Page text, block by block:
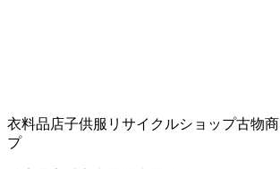
衣料品店子供服リサイクルショップ古物商
プ